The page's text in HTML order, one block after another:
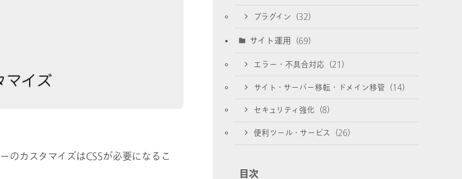
のカスタマイズはCSSが必要になるこ
プラグイン (32)
サイト運用 (69)
エラー・不具合対応 (21)
サイト・サーバー移転・ドメイン移管 (14)
セキュリティ強化 (8)
便利ツール・サービス (26)
目次